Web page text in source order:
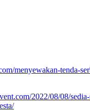
menyewakan-tenda-
2022/08/08/